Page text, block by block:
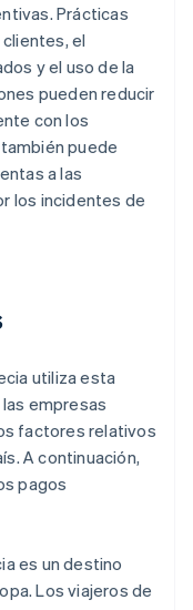
Prácticas
el
y el uso de la
pueden reducir
con los
puede
a las
los incidentes de
utiliza esta
empresas
factores relativos
A continuación,
pagos
es un destino
Los viajeros de